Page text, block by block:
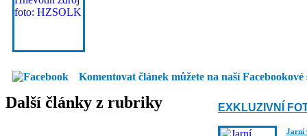
Komentovat článek můžete na naší Facebookové
Další články z rubriky EXKLUZIVNÍ
Jarní